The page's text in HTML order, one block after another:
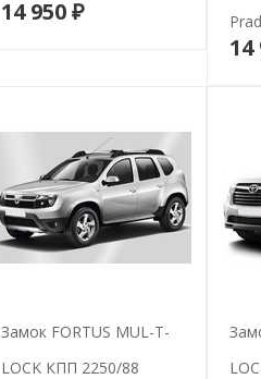
14 950 ₽В корзину
14
Замок FORTUS MUL-T-
LOCK КПП 2250/88